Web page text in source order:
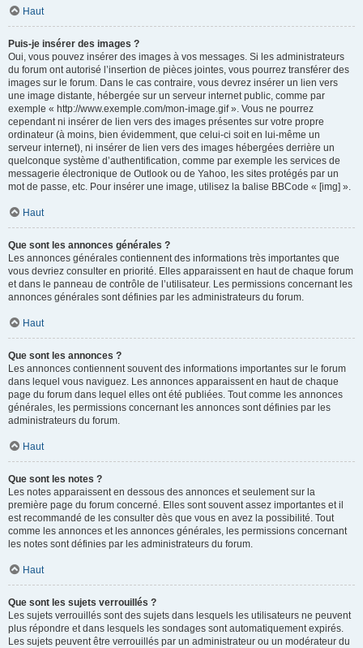
Haut
Puis-je insérer des images ?
Oui, vous pouvez insérer des images à vos messages. Si les administrateurs
du forum ont autorisé l’insertion de pièces jointes, vous pourrez transférer des
images sur le forum. Dans le cas contraire, vous devrez insérer un lien vers
une image distante, hébergée sur un serveur internet public, comme par
exemple « http://www.exemple.com/mon-image.gif ». Vous ne pourrez
cependant ni insérer de lien vers des images présentes sur votre propre
ordinateur (à moins, bien évidemment, que celui-ci soit en lui-même un
serveur internet), ni insérer de lien vers des images hébergées derrière un
quelconque système d’authentification, comme par exemple les services de
messagerie électronique de Outlook ou de Yahoo, les sites protégés par un
mot de passe, etc. Pour insérer une image, utilisez la balise BBCode « [img] ».
Haut
Que sont les annonces générales ?
Les annonces générales contiennent des informations très importantes que
vous devriez consulter en priorité. Elles apparaissent en haut de chaque forum
et dans le panneau de contrôle de l’utilisateur. Les permissions concernant les
annonces générales sont définies par les administrateurs du forum.
Haut
Que sont les annonces ?
Les annonces contiennent souvent des informations importantes sur le forum
dans lequel vous naviguez. Les annonces apparaissent en haut de chaque
page du forum dans lequel elles ont été publiées. Tout comme les annonces
générales, les permissions concernant les annonces sont définies par les
administrateurs du forum.
Haut
Que sont les notes ?
Les notes apparaissent en dessous des annonces et seulement sur la
première page du forum concerné. Elles sont souvent assez importantes et il
est recommandé de les consulter dès que vous en avez la possibilité. Tout
comme les annonces et les annonces générales, les permissions concernant
les notes sont définies par les administrateurs du forum.
Haut
Que sont les sujets verrouillés ?
Les sujets verrouillés sont des sujets dans lesquels les utilisateurs ne peuvent
plus répondre et dans lesquels les sondages sont automatiquement expirés.
Les sujets peuvent être verrouillés par un administrateur ou un modérateur du